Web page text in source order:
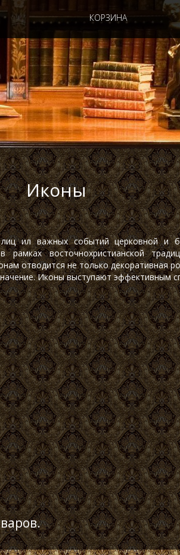
КОРЗИНА
Иконы
ил важных событий церковной и
рамках восточнохристианской
отводится не только декоративная
Иконы выступают эффективным